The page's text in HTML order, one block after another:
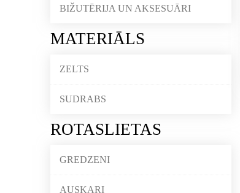
BIŽUTĒRIJA UN AKSESUĀRI
MATERIĀLS
ZELTS
SUDRABS
ROTASLIETAS
GREDZENI
AUSKARI